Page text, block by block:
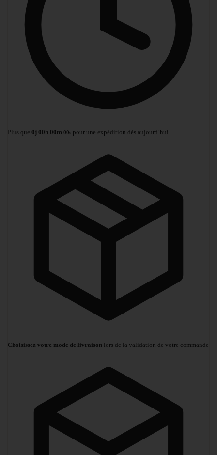
Plus que 0j 00h 00m 00s pour une expédition dès aujourd’hui
Choisissez votre mode de livraison lors de la validation de votre commande